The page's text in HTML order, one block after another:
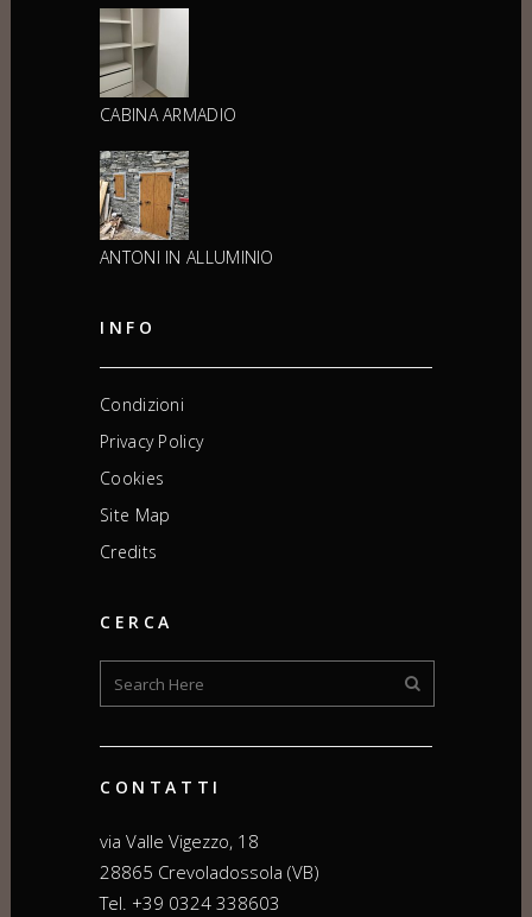
CABINA ARMADIO
ANTONI IN ALLUMINIO
INFO
Condizioni
Privacy Policy
Cookies
Site Map
Credits
CERCA
CONTATTI
via Valle Vigezzo, 18
28865 Crevoladossola (VB)
Tel. +39 0324 338603